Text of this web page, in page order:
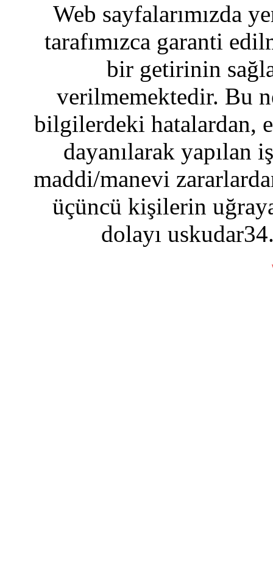
Web sayfalarımızda
tarafımızca garanti
bir getirinin
verilmemektedir. Bu
bilgilerdeki hatalardan,
dayanılarak yapılan
maddi/manevi
üçüncü kişilerin
dolayı